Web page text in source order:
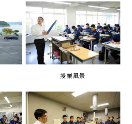
授業風景